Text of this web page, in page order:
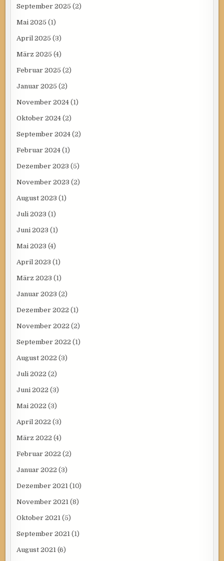
September 2025 (2)
Mai 2025 (1)
April 2025 (3)
März 2025 (4)
Februar 2025 (2)
Januar 2025 (2)
November 2024 (1)
Oktober 2024 (2)
September 2024 (2)
Februar 2024 (1)
Dezember 2023 (5)
November 2023 (2)
August 2023 (1)
Juli 2023 (1)
Juni 2023 (1)
Mai 2023 (4)
April 2023 (1)
März 2023 (1)
Januar 2023 (2)
Dezember 2022 (1)
November 2022 (2)
September 2022 (1)
August 2022 (3)
Juli 2022 (2)
Juni 2022 (3)
Mai 2022 (3)
April 2022 (3)
März 2022 (4)
Februar 2022 (2)
Januar 2022 (3)
Dezember 2021 (10)
November 2021 (8)
Oktober 2021 (5)
September 2021 (1)
August 2021 (6)